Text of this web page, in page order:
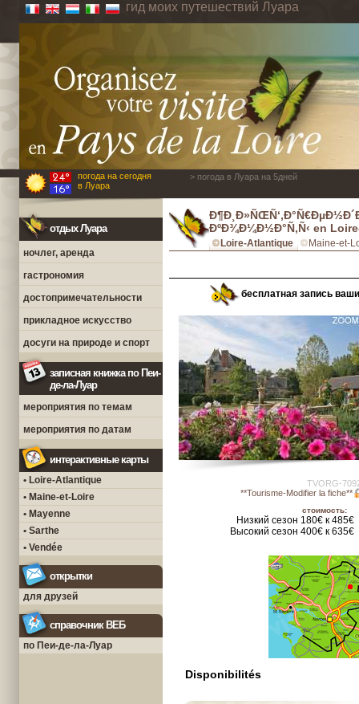
гид моих путешествий Луара
погода на сегодня
в Луара
> погода в Луара на 5дней
отдых Луара
ночлег, аренда
гастрономия
достопримечательности
прикладное искусство
досуги на природе и спорт
записная книжка по Пеи-
де-ла-Луар
мероприятия по темам
мероприятия по датам
интерактивные карты
• Loire-Atlantique
• Maine-et-Loire
• Mayenne
• Sarthe
• Vendée
открытки
для друзей
справочник ВЕБ
по Пеи-де-ла-Луар
ÐºÐ¾Ð¼Ð½Ð°Ñ‚Ñ‹ en
Loire-Atlantique Maine-et-
бесплатная запись
TVORG-
**Tourisme-Modifier la fiche**
стоимость:
Низкий сезон 180€ к 485€
Высокий сезон 400€ к 635€
Disponibilités